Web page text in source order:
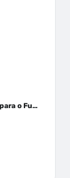
Nova Era - Como se Preparar para o Futuro